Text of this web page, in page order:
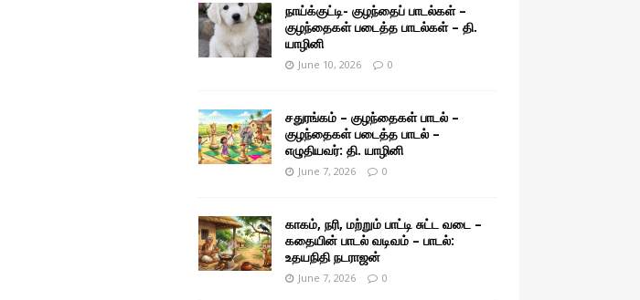
நாய்க்குட்டி- குழந்தைப் பாடல்கள் –
குழந்தைகள் படைத்த பாடல்கள் – தி.
யாழினி
June 10, 2026 0
சதுரங்கம் – குழந்தைகள் பாடல் –
குழந்தைகள் படைத்த பாடல் –
எழுதியவர்: தி. யாழினி
June 7, 2026 0
காகம், நரி, மற்றும் பாட்டி சுட்ட வடை –
கதையின் பாடல் வடிவம் – பாடல்:
உதயநிதி நடராஜன்
June 7, 2026 0